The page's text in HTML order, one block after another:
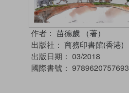
作者： 苗德歲 （著）
出版社： 商務印書館(香港)
出版日期： 03/2018
國際書號： 9789620757693